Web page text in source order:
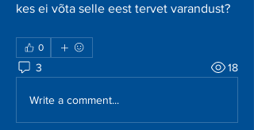
kes ei võta selle eest tervet varandust?
0
3 18
Write a comment...